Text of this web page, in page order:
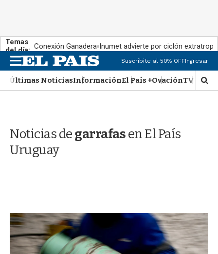
Temas
del día: Conexión Ganadera Inumet advierte por ciclón
M
e
n
u
Suscribite al 50% OFFIngresar
Últimas NoticiasInformaciónEl País +OvaciónTV Show
M
o
d
a
Noticias degarrafasen El País
Uruguay